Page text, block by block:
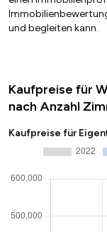
und begleiten kann.
Kaufpreise für
nach Anzahl
Kaufpreise für